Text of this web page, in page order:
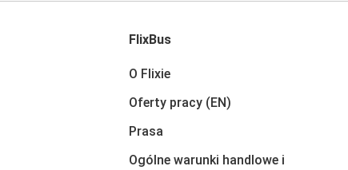
FlixBus
O Flixie
Oferty pracy (EN)
Prasa
Ogólne warunki handlowe i